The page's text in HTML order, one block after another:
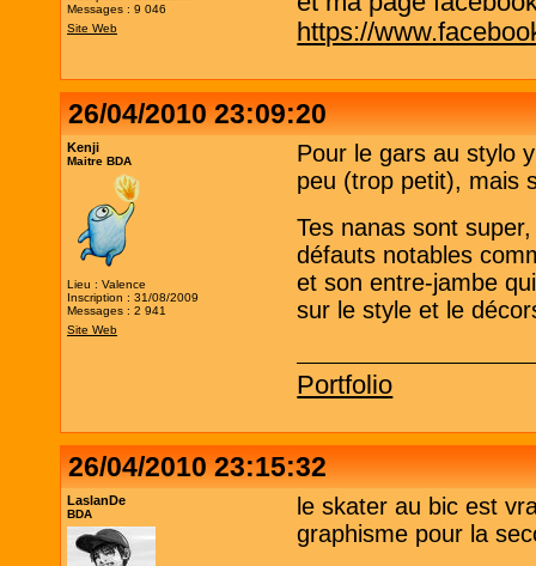
Messages : 9 046
Site Web
https://
26/04/2010 23:09:20
Kenji
Maitre BDA
Lieu : Valence
Inscription : 31/08/2009
Messages : 2 941
Site Web
Pour le gars au stylo
peu (trop petit), mais
Tes nanas sont
défauts notables
et son entre-jambe
sur le style et le
Portfolio
26/04/2010 23:15:32
LaslanDe
BDA
le skater au bic est
graphisme pour la